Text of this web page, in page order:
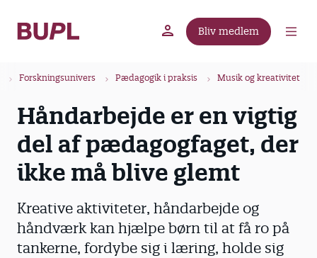
Bliv medlem
Forskningsunivers Pædagogik i praksis Musik og kreativitet
Håndarbejde er en vigtig
del af pædagogfaget, der
ikke må blive glemt
Kreative aktiviteter, håndarbejde og
håndværk kan hjælpe børn til at få ro på
tankerne, fordybe sig i læring, holde sig